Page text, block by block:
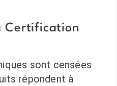
Certification
sont censées
répondent à